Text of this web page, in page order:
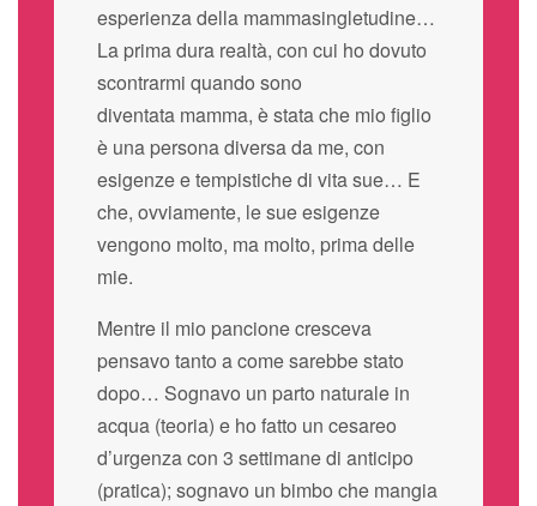
esperienza della mammasingletudine…
La prima dura realtà, con cui ho dovuto
scontrarmi quando sono
diventata mamma, è stata che mio figlio
è una persona diversa da me, con
esigenze e tempistiche di vita sue… E
che, ovviamente, le sue esigenze
vengono molto, ma molto, prima delle
mie.
Mentre il mio pancione cresceva
pensavo tanto a come sarebbe stato
dopo… Sognavo un parto naturale in
acqua (teoria) e ho fatto un cesareo
d’urgenza con 3 settimane di anticipo
(pratica); sognavo un bimbo che mangia